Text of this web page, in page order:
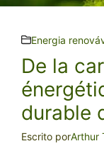
Energia
De la
durable
Escrito porArthur